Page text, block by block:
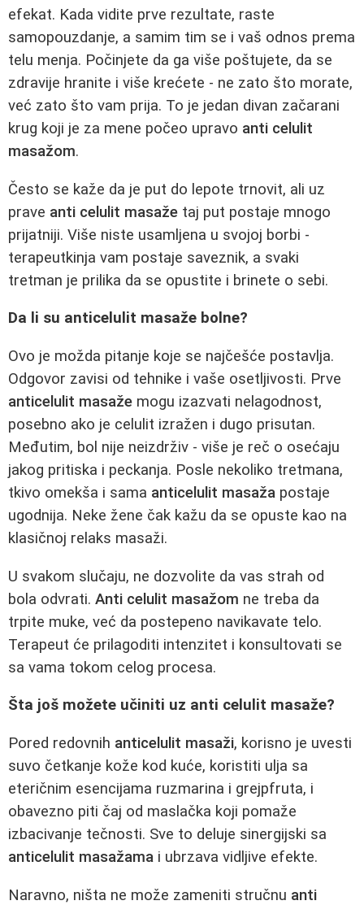
efekat. Kada vidite prve rezultate, raste
samopouzdanje, a samim tim se i vaš odnos prema
telu menja. Počinjete da ga više poštujete, da se
zdravije hranite i više krećete - ne zato što morate,
već zato što vam prija. To je jedan divan začarani
krug koji je za mene počeo upravo anti celulit
masažom.
Često se kaže da je put do lepote trnovit, ali uz
prave anti celulit masaže taj put postaje mnogo
prijatniji. Više niste usamljena u svojoj borbi -
terapeutkinja vam postaje saveznik, a svaki
tretman je prilika da se opustite i brinete o sebi.
Da li su anticelulit masaže bolne?
Ovo je možda pitanje koje se najčešće postavlja.
Odgovor zavisi od tehnike i vaše osetljivosti. Prve
anticelulit masaže mogu izazvati nelagodnost,
posebno ako je celulit izražen i dugo prisutan.
Međutim, bol nije neizdrživ - više je reč o osećaju
jakog pritiska i peckanja. Posle nekoliko tretmana,
tkivo omekša i sama anticelulit masaža postaje
ugodnija. Neke žene čak kažu da se opuste kao na
klasičnoj relaks masaži.
U svakom slučaju, ne dozvolite da vas strah od
bola odvrati. Anti celulit masažom ne treba da
trpite muke, već da postepeno navikavate telo.
Terapeut će prilagoditi intenzitet i konsultovati se
sa vama tokom celog procesa.
Šta još možete učiniti uz anti celulit masaže?
Pored redovnih anticelulit masaži, korisno je uvesti
suvo četkanje kože kod kuće, koristiti ulja sa
eteričnim esencijama ruzmarina i grejpfruta, i
obavezno piti čaj od maslačka koji pomaže
izbacivanje tečnosti. Sve to deluje sinergijski sa
anticelulit masažama i ubrzava vidljive efekte.
Naravno, ništa ne može zameniti stručnu anti